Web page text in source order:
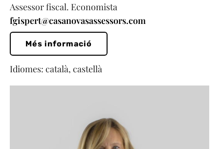
Assessor fiscal. Economista
fgispert@casanovasassessors.com
Més informació
Idiomes: català, castellà